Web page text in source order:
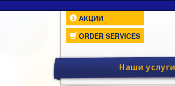
АКЦИИ
ORDER SERVICES
Наши услуги